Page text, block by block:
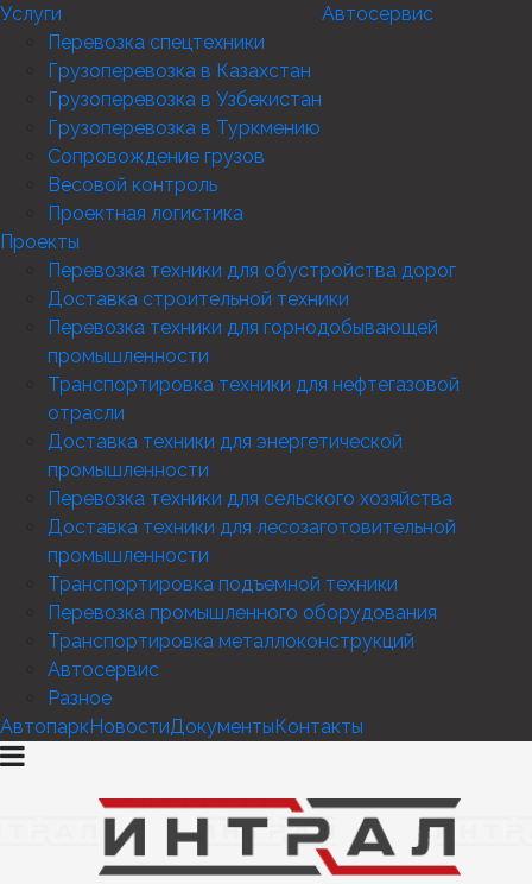
Услуги
Перевозка спецтехники
Грузоперевозка в Казахстан
Грузоперевозка в Узбекистан
Грузоперевозка в Туркмению
Сопровождение грузов
Весовой контроль
Проектная логистика
Автосервис
Проекты
Перевозка техники для обустройства дорог
Доставка строительной техники
Перевозка техники для горнодобывающей
промышленности
Транспортировка техники для нефтегазовой
отрасли
Доставка техники для энергетической
промышленности
Перевозка техники для сельского хозяйства
Доставка техники для лесозаготовительной
промышленности
Транспортировка подъемной техники
Перевозка промышленного оборудования
Транспортировка металлоконструкций
Автосервис
Разное
АвтопаркНовостиДокументыКонтакты